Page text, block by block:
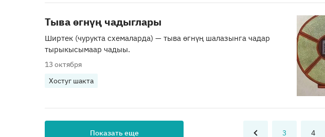
Тыва өгнүң чадыглары
Ширтек (чурукта схемаларда) — тыва өгнүң шалазынга чадар
тырыкысымаар чадыы.
13 октября
Хостуг шакта
Показать еще 3 4